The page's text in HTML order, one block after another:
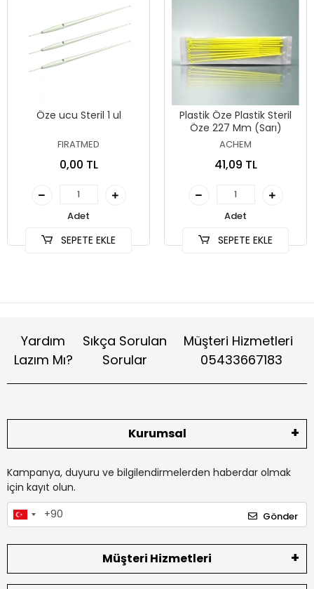
Öze ucu Steril 1 ul
FIRATMED
0,00 TL
Adet
SEPETE EKLE
Plastik Öze Plastik Steril
Öze 227 Mm (Sarı)
ACHEM
41,09 TL
Adet
SEPETE EKLE
Yardım
Lazım Mı?
Sıkça Sorulan
Sorular
Müşteri Hizmetleri
05433667183
Kurumsal
Kampanya, duyuru ve bilgilendirmelerden haberdar olmak
için kayıt olun.
Gönder
Müşteri Hizmetleri